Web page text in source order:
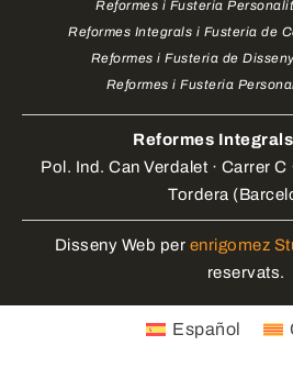
Reformes i Fusteria
Reformes Integrals i Fusteria de
Reformes i Fusteria de
Reformes i Fusteria
Reformes
Pol. Ind. Can Verdalet · Carrer C
Tordera
Disseny Web per enrigomez
reservats.
Español